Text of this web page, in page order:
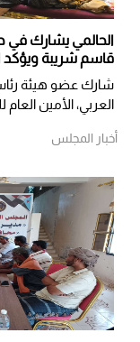
الحالمي يشارك
قاسم شريبة ويؤكد
شارك عضو هيئة
العربي، الأمين العام
أخبار المجلس